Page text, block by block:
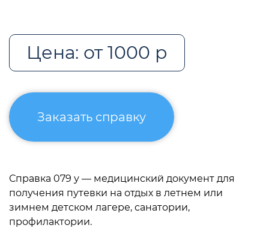
Цена: от 1000 р
Заказать справку
Справка 079 у — медицинский документ для
получения путевки на отдых в летнем или
зимнем детском лагере, санатории,
профилактории.